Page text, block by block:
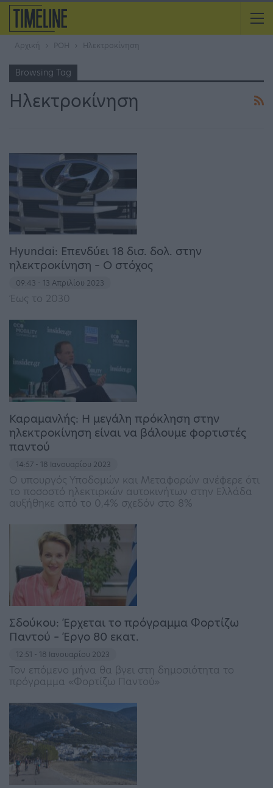
Αρχική ΡΟΗ Ηλεκτροκίνηση
Browsing Tag
Ηλεκτροκίνηση
Hyundai: Επενδύει 18 δισ. δολ. στην
ηλεκτροκίνηση – Ο στόχος
09:43 - 13 Απριλίου 2023
Έως το 2030
Καραμανλής: Η μεγάλη πρόκληση στην
ηλεκτροκίνηση είναι να βάλουμε φορτιστές
παντού
14:57 - 18 Ιανουαρίου 2023
Ο υπουργός Υποδομών και Μεταφορών ανέφερε ότι
το ποσοστό ηλεκτιρκών αυτοκινήτων στην Ελλάδα
αυξήθηκε από το 0,4% σχεδόν στο 8%
Σδούκου: Έρχεται το πρόγραμμα Φορτίζω
Παντού – Έργο 80 εκατ.
12:51 - 18 Ιανουαρίου 2023
Τον επόμενο μήνα θα βγει στη δημοσιότητα το
πρόγραμμα «Φορτίζω Παντού»